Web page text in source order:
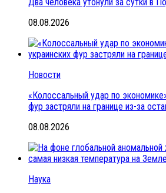
08.08.2026
Новости
«Колоссальный удар по
фур застряли на границе из-за
08.08.2026
Наука